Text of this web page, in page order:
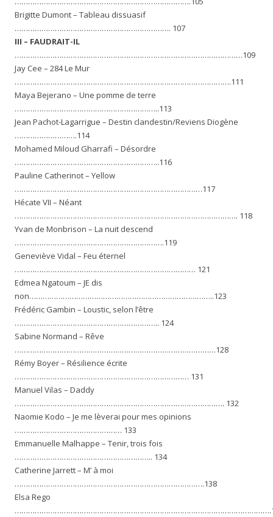
Brigitte Dumont – Tableau dissuasif
……………………………………………………………. 107
III – FAUDRAIT-IL
…………………………………………………………………………………………109
Jay Cee – 284 Le Mur
…………………………………………………………………………………….111
Maya Bejerano – Une pomme de terre
………………………………………………………..113
Jean Pachot-Lagarrigue – Destin clandestin/Reviens Diogène
……………………….114
Mohamed Miloud Gharrafi – Désordre
………………………………………………………..116
Pauline Catherinot – Yellow
…………………………………………………………………………117
Hécate VII – Néant
………………………………………………………………………………………. 118
Yvan de Monbrison – La nuit descend
………………………………………………………….119
Geneviève Vidal – Feu éternel
……………………………………………………………………… 121
Edmea Ngatoum – JE dis
non………………………………………………………………………..123
Frédéric Gambin – Loustic, selon l’être
……………………………………………………….. 124
Sabine Normand – Rêve
………………………………………………………………………………128
Rémy Boyer – Résilience écrite
…………………………………………………………………… 131
Manuel Vilas – Daddy
…………………………………………………………………………………. 132
Naomie Kodo – Je me lèverai pour mes opinions
………………………………………… 133
Emmanuelle Malhappe – Tenir, trois fois
…………………………………………………….. 134
Catherine Jarrett – M’ à moi
………………………………………………………………………….138
Elsa Rego